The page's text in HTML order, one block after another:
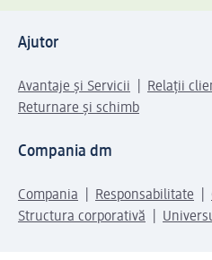
Ajutor
Avantaje și Servicii Relații
Returnare și schimb
Compania dm
Compania Responsabilitate
Structura corporativă